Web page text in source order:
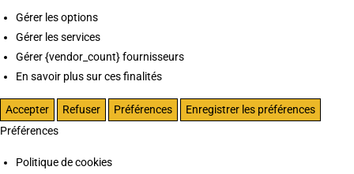
Gérer les options
Gérer les services
Gérer {vendor_count} fournisseurs
En savoir plus sur ces finalités
Accepter Refuser Préférences
Enregistrer les préférences
Préférences
Politique de cookies